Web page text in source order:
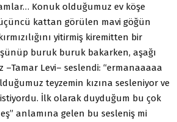
Konuk olduğumuz ev köşe
üçüncü kattan görülen mavi göğün
yitirmiş kiremitten bir
buruk buruk bakarken, aşağı
–Tamar Levi– seslendi: “ermanaaaaa
teyzemin kızına sesleniyor ve
İlk olarak duyduğum bu çok
anlamına gelen bu sesleniş mi